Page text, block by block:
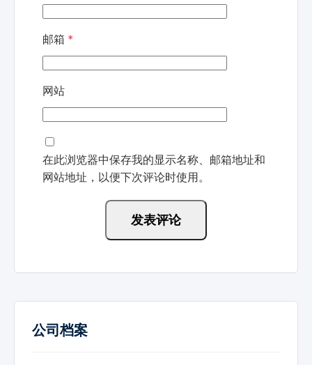
邮箱 *
网站
在此浏览器中保存我的显示名称、邮箱地址和
网站地址，以便下次评论时使用。
公司档案